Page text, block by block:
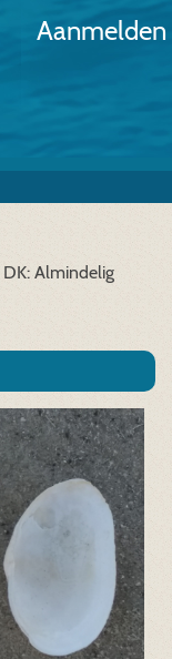
Aanmelden
DK: Almindelig